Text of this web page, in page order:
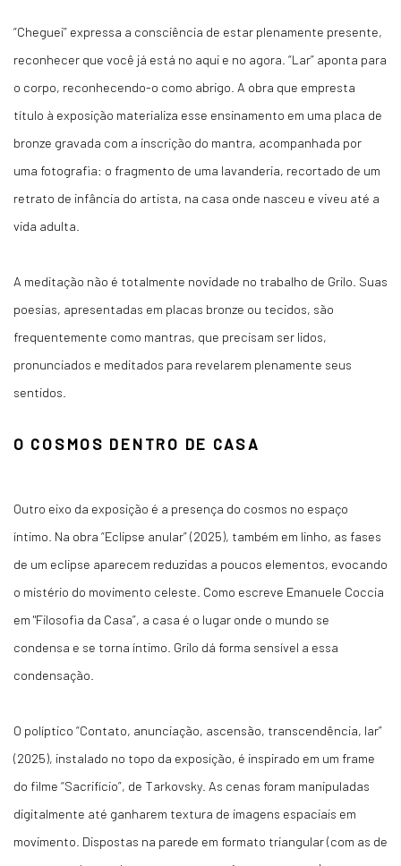
“Cheguei” expressa a consciência de estar plenamente presente,
reconhecer que você já está no aqui e no agora. “Lar” aponta para
o corpo, reconhecendo-o como abrigo. A obra que empresta
título à exposição materializa esse ensinamento em uma placa de
bronze gravada com a inscrição do mantra, acompanhada por
uma fotografia: o fragmento de uma lavanderia, recortado de um
retrato de infância do artista, na casa onde nasceu e viveu até a
vida adulta.
A meditação não é totalmente novidade no trabalho de Grilo. Suas
poesias, apresentadas em placas bronze ou tecidos, são
frequentemente como mantras, que precisam ser lidos,
pronunciados e meditados para revelarem plenamente seus
sentidos.
O COSMOS DENTRO DE CASA
Outro eixo da exposição é a presença do cosmos no espaço
íntimo. Na obra “Eclipse anular” (2025), também em linho, as fases
de um eclipse aparecem reduzidas a poucos elementos, evocando
o mistério do movimento celeste. Como escreve Emanuele Coccia
em "Filosofia da Casa”, a casa é o lugar onde o mundo se
condensa e se torna íntimo. Grilo dá forma sensível a essa
condensação.
O políptico “Contato, anunciação, ascensão, transcendência, lar”
(2025), instalado no topo da exposição, é inspirado em um frame
do filme “Sacrifício”, de Tarkovsky. As cenas foram manipuladas
digitalmente até ganharem textura de imagens espaciais em
movimento. Dispostas na parede em formato triangular (com as de